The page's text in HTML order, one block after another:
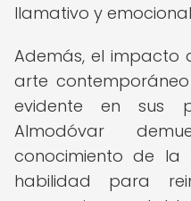
llamativo y
Además, el impacto
arte
evidente en sus
Almodóvar
conocimiento de la
habilidad para